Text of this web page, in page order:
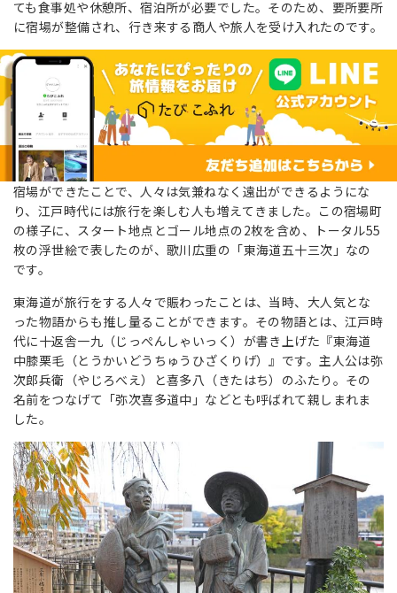
ても食事処や休憩所、宿泊所が必要でした。そのため、要所要所
に宿場が整備され、行き来する商人や旅人を受け入れたのです。
宿場ができたことで、人々は気兼ねなく遠出ができるようにな
り、江戸時代には旅行を楽しむ人も増えてきました。この宿場町
の様子に、スタート地点とゴール地点の2枚を含め、トータル55
枚の浮世絵で表したのが、歌川広重の「東海道五十三次」なの
です。
東海道が旅行をする人々で賑わったことは、当時、大人気とな
った物語からも推し量ることができます。その物語とは、江戸時
代に十返舎一九（じっぺんしゃいっく）が書き上げた『東海道
中膝栗毛（とうかいどうちゅうひざくりげ）』です。主人公は弥
次郎兵衛（やじろべえ）と喜多八（きたはち）のふたり。その
名前をつなげて「弥次喜多道中」などとも呼ばれて親しまれま
した。